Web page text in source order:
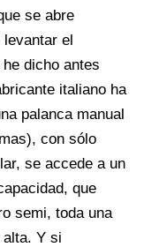
se abre
levantar el
dicho antes
italiano ha
palanca manual
con sólo
se accede a un
que
semi, toda una
alta. Y si